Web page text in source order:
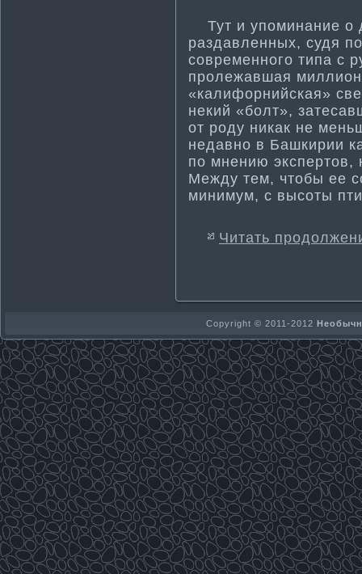
Тут и упоминание о
раздавленных, судя
современного ти­па с
пролежавшая
«калифорнийская»
некий «болт»,
от роду никак не
недавно в Башкирии
по мнению экспертов,
Между тем, чтобы ее
минимум, с высоты
Читать
Copyright © 2011-2012